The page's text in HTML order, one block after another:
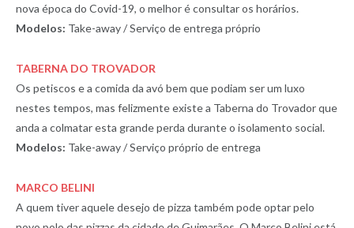
nova época do Covid-19, o melhor é consultar os horários.
Modelos: Take-away / Serviço de entrega próprio
TABERNA DO TROVADOR
Os petiscos e a comida da avó bem que podiam ser um luxo
nestes tempos, mas felizmente existe a Taberna do Trovador que
anda a colmatar esta grande perda durante o isolamento social.
Modelos: Take-away / Serviço próprio de entrega
MARCO BELINI
A quem tiver aquele desejo de pizza também pode optar pelo